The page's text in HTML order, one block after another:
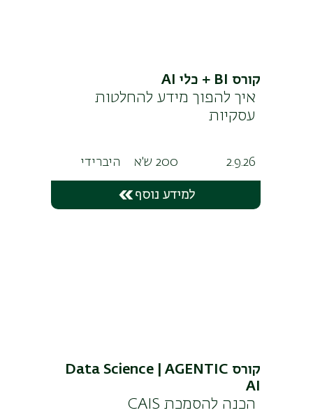
קורס BI + כלי AI
איך להפוך מידע להחלטות
עסקיות
2.9.26 200 ש'א היברידי
למידע נוסף
קורס Data Science | AGENTIC
AI
הכנה להסמכת CAIS